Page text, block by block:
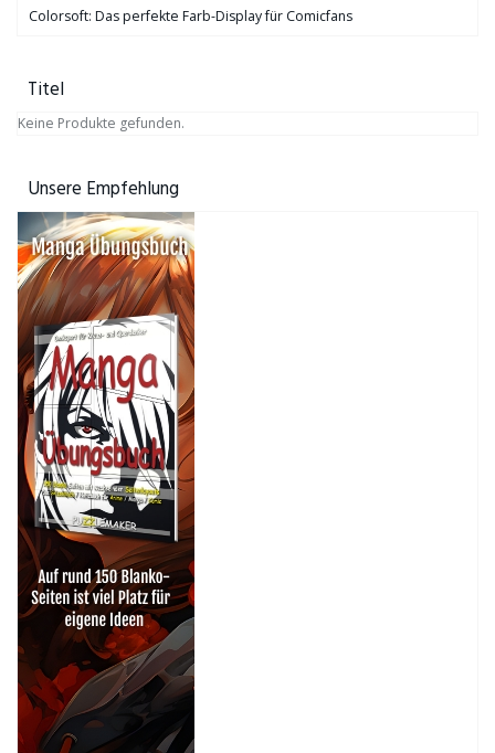
Colorsoft: Das perfekte Farb-Display für Comicfans
Titel
Keine Produkte gefunden.
Unsere Empfehlung